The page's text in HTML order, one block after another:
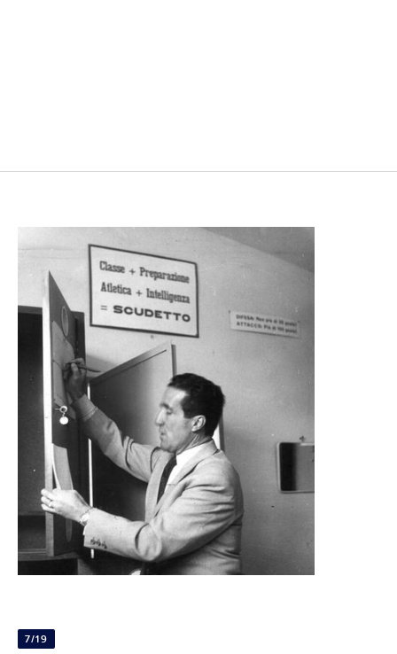
7/19